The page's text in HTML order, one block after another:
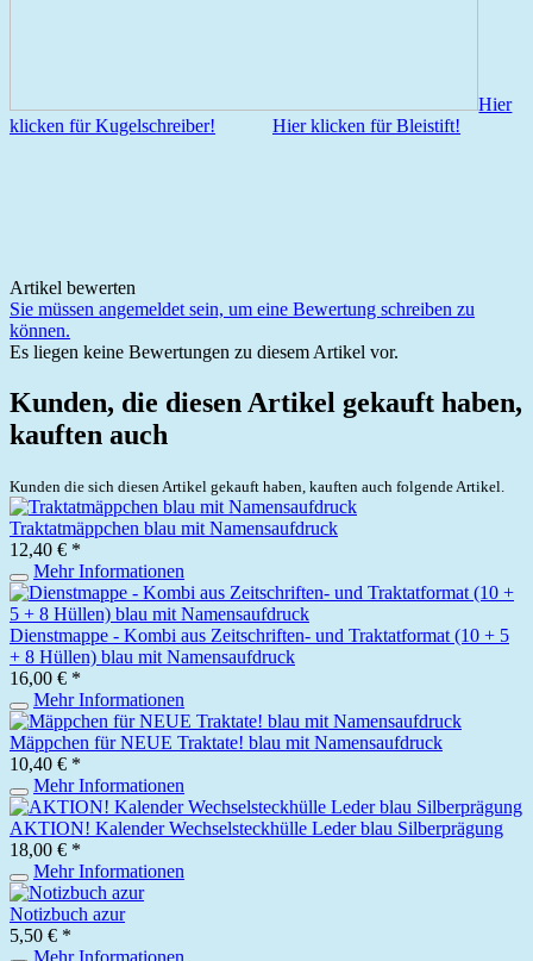
Hier
klicken für Kugelschreiber!
Hier klicken für Bleistift!
Artikel bewerten
Sie müssen angemeldet sein, um eine Bewertung schreiben zu
können.
Es liegen keine Bewertungen zu diesem Artikel vor.
Kunden, die diesen Artikel gekauft haben,
kauften auch
Kunden die sich diesen Artikel gekauft haben, kauften auch folgende Artikel.
Traktatmäppchen blau mit Namensaufdruck
12,40 € *
Mehr Informationen
Dienstmappe - Kombi aus Zeitschriften- und Traktatformat (10 + 5
+ 8 Hüllen) blau mit Namensaufdruck
16,00 € *
Mehr Informationen
Mäppchen für NEUE Traktate! blau mit Namensaufdruck
10,40 € *
Mehr Informationen
AKTION! Kalender Wechselsteckhülle Leder blau Silberprägung
18,00 € *
Mehr Informationen
Notizbuch azur
5,50 € *